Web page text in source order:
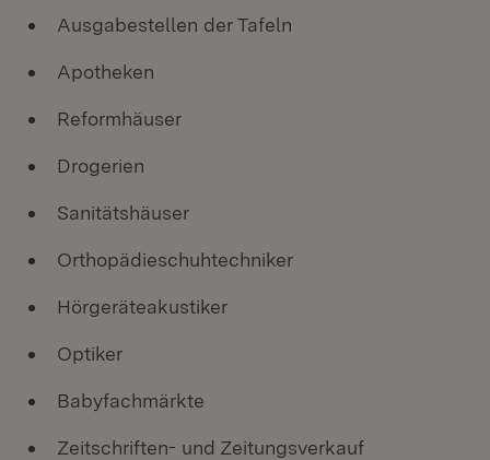
Ausgabestellen der Tafeln
Apotheken
Reformhäuser
Drogerien
Sanitätshäuser
Orthopädieschuhtechniker
Hörgeräteakustiker
Optiker
Babyfachmärkte
Zeitschriften- und Zeitungsverkauf